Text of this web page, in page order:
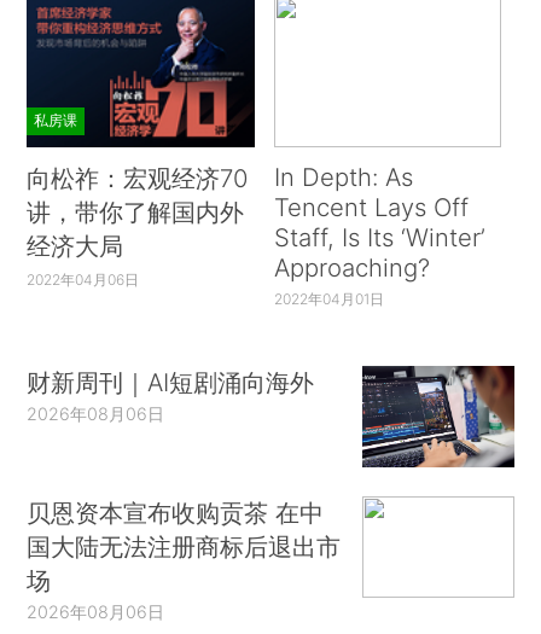
私房课
向松祚：宏观经济70
讲，带你了解国内外
经济大局
2022年04月06日
In Depth: As
Tencent Lays Off
Staff, Is Its ‘Winter’
Approaching?
2022年04月01日
财新周刊｜AI短剧涌向海外
2026年08月06日
贝恩资本宣布收购贡茶 在中
国大陆无法注册商标后退出市
场
2026年08月06日